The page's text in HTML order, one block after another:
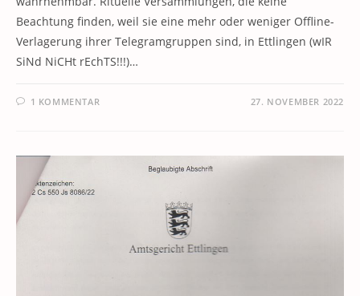
Beachtung finden, weil sie eine mehr oder weniger Offline-
Verlagerung ihrer Telegramgruppen sind, in Ettlingen (wIR
SiNd NiCHt rEchTS!!!)…
1 KOMMENTAR 27. NOVEMBER 2022